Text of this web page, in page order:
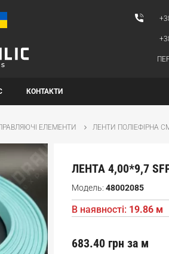
КОНТАКТИ
ЕЛЕМЕНТИ ЛЕНТИ ПОЛІЕФІРНА
ЛЕНТА 4,00*9,7
Модель: 48002085
В наявності: 19.86 м
683.40 грн за м